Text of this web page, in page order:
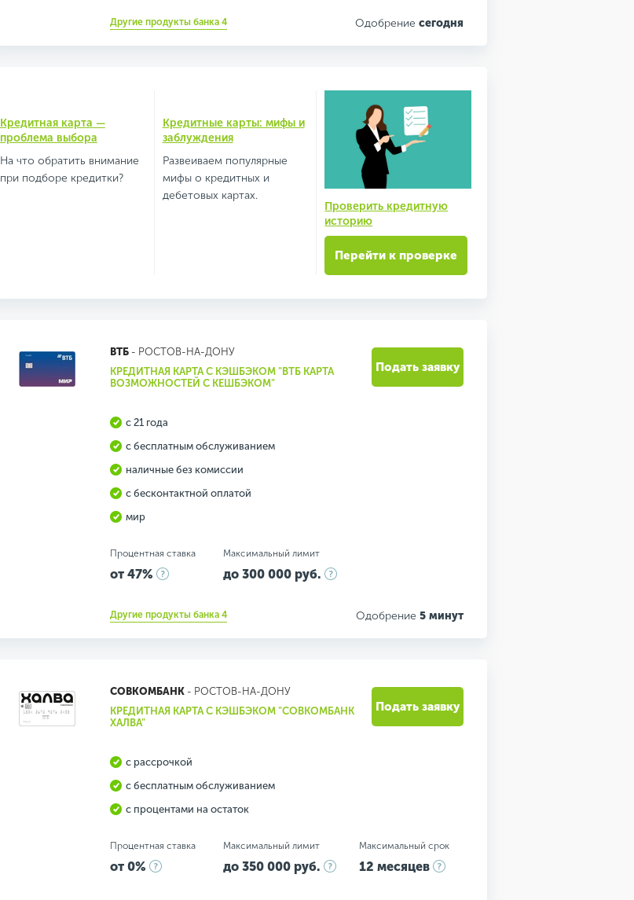
Другие продукты банка 4 Одобрение сегодня
Кредитная карта —
проблема выбора
На что обратить внимание
при подборе кредитки?
Кредитные карты: мифы и
заблуждения
Развеиваем популярные
мифы о кредитных и
дебетовых картах.
Проверить кредитную
историю
Перейти к проверке
ВТБ- РОСТОВ-НА-ДОНУ
КРЕДИТНАЯ КАРТА С КЭШБЭКОМ "ВТБ КАРТА
ВОЗМОЖНОСТЕЙ С КЕШБЭКОМ"
с 21 года
с бесплатным обслуживанием
наличные без комиссии
с бесконтактной оплатой
мир
Процентная ставка
от 47%
Максимальный лимит
до 300 000 руб.
Другие продукты банка 4 Одобрение 5 минут
Подать заявку
СОВКОМБАНК- РОСТОВ-НА-ДОНУ
КРЕДИТНАЯ КАРТА С КЭШБЭКОМ "СОВКОМБАНК
ХАЛВА"
с рассрочкой
с бесплатным обслуживанием
с процентами на остаток
Процентная ставка
от 0%
Максимальный лимит
до 350 000 руб.
Максимальный срок
12 месяцев
Подать заявку